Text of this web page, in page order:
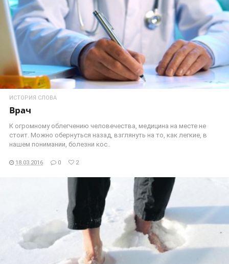
ЧИТАТЬ ДАЛЕЕ
ИСТОРИЯ СЛОВА
Врач
К огромному облегчению человечества, медицина на месте не
стоит. Можно обернуться назад, взглянуть на то, как легкие, в
нашем понимании, болезни кос..
18.03.2016 0 2
ЧИТАТЬ ДАЛЕЕ